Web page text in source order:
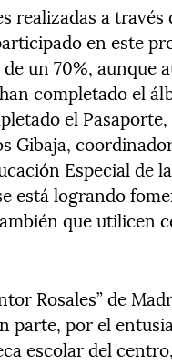
realizadas a
en este
un 70%, aunque
completado el
el
Gibaja,
Especial de
está logrando
que utilicen
Rosales” de
parte, por el
escolar del